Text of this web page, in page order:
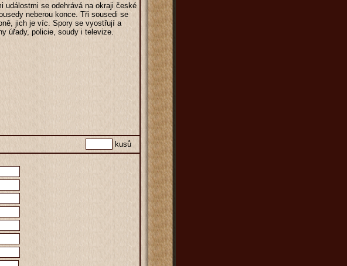
událostmi se odehrává na okraji české
neberou konce. Tři sousedi se
jich je víc. Spory se vyostřují a
úřady, policie, soudy i televize.
kusů